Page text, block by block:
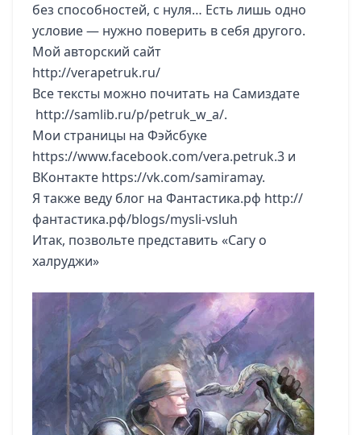
без способностей, с нуля… Есть лишь одно
условие — нужно поверить в себя другого.
Мой авторский сайт
http://verapetruk.ru/
Все тексты можно почитать на Самиздате
http://samlib.ru/p/petruk_w_a/.
Мои страницы на Фэйсбуке
https://www.facebook.com/vera.petruk.3 и
ВКонтакте https://vk.com/samiramay.
Я также веду блог на Фантастика.рф http://
фантастика.рф/blogs/mysli-vsluh
Итак, позвольте представить «Сагу о
халруджи»